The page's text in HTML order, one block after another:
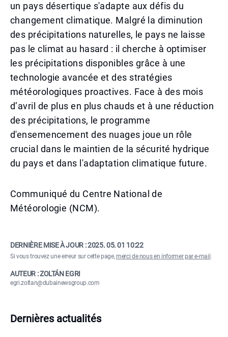
un pays désertique s'adapte aux défis du
changement climatique. Malgré la diminution
des précipitations naturelles, le pays ne laisse
pas le climat au hasard : il cherche à optimiser
les précipitations disponibles grâce à une
technologie avancée et des stratégies
météorologiques proactives. Face à des mois
d’avril de plus en plus chauds et à une réduction
des précipitations, le programme
d'ensemencement des nuages joue un rôle
crucial dans le maintien de la sécurité hydrique
du pays et dans l'adaptation climatique future.
Communiqué du Centre National de
Météorologie (NCM).
DERNIÈRE MISE À JOUR :2025. 05. 01 10:22
Si vous trouvez une erreur sur cette page,merci de nous en informer par e-mail .
AUTEUR : ZOLTÁN EGRI
egri.zoltan@dubainewsgroup.com
Dernières actualités